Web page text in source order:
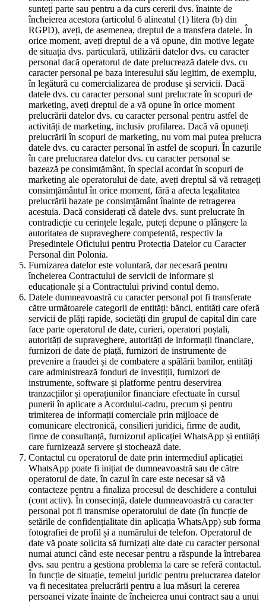
sunteți parte sau pentru a da curs cererii dvs. înainte de
încheierea acestora (articolul 6 alineatul (1) litera (b) din
RGPD), aveți, de asemenea, dreptul de a transfera datele. În
orice moment, aveți dreptul de a vă opune, din motive legate
de situația dvs. particulară, utilizării datelor dvs. cu caracter
personal dacă operatorul de date prelucrează datele dvs. cu
caracter personal pe baza interesului său legitim, de exemplu,
în legătură cu comercializarea de produse și servicii. Dacă
datele dvs. cu caracter personal sunt prelucrate în scopuri de
marketing, aveți dreptul de a vă opune în orice moment
prelucrării datelor dvs. cu caracter personal pentru astfel de
activități de marketing, inclusiv profilarea. Dacă vă opuneți
prelucrării în scopuri de marketing, nu vom mai putea prelucra
datele dvs. cu caracter personal în astfel de scopuri. În cazurile
în care prelucrarea datelor dvs. cu caracter personal se
bazează pe consimțământ, în special acordat în scopuri de
marketing ale operatorului de date, aveți dreptul să vă retrageți
consimțământul în orice moment, fără a afecta legalitatea
prelucrării bazate pe consimțământ înainte de retragerea
acestuia. Dacă considerați că datele dvs. sunt prelucrate în
contradicție cu cerințele legale, puteți depune o plângere la
autoritatea de supraveghere competentă, respectiv la
Președintele Oficiului pentru Protecția Datelor cu Caracter
Personal din Polonia.
Furnizarea datelor este voluntară, dar necesară pentru
încheierea Contractului de servicii de informare și
educaționale și a Contractului privind contul demo.
Datele dumneavoastră cu caracter personal pot fi transferate
către următoarele categorii de entități: bănci, entități care oferă
servicii de plăți rapide, societăți din grupul de capital din care
face parte operatorul de date, curieri, operatori poștali,
autorități de supraveghere, autorități de informații financiare,
furnizori de date de piață, furnizori de instrumente de
prevenire a fraudei și de combatere a spălării banilor, entități
care administrează fonduri de investiții, furnizori de
instrumente, software și platforme pentru deservirea
tranzacțiilor și operațiunilor financiare efectuate în cursul
punerii în aplicare a Acordului-cadru, precum și pentru
trimiterea de informații comerciale prin mijloace de
comunicare electronică, consilieri juridici, firme de audit,
firme de consultanță, furnizorul aplicației WhatsApp și entități
care furnizează servere și stochează date.
Contactul cu operatorul de date prin intermediul aplicației
WhatsApp poate fi inițiat de dumneavoastră sau de către
operatorul de date, în cazul în care este necesar să vă
contacteze pentru a finaliza procesul de deschidere a contului
(cont activ). În consecință, datele dumneavoastră cu caracter
personal pot fi transmise operatorului de date (în funcție de
setările de confidențialitate din aplicația WhatsApp) sub forma
fotografiei de profil și a numărului de telefon. Operatorul de
date vă poate solicita să furnizați alte date cu caracter personal
numai atunci când este necesar pentru a răspunde la întrebarea
dvs. sau pentru a gestiona problema la care se referă contactul.
În funcție de situație, temeiul juridic pentru prelucrarea datelor
va fi necesitatea prelucrării pentru a lua măsuri la cererea
persoanei vizate înainte de încheierea unui contract sau a unui